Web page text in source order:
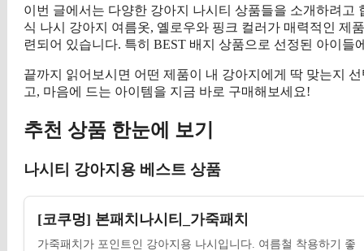
이번 글에서는 다양한 강아지 나시티 상품들을 소개하려
식 나시 강아지 여름옷, 옐로우와 핑크 컬러가 매력적인 제
련되어 있습니다. 특히 BEST 배지 상품으로 선정된 아이
끝까지 읽어보시면 어떤 제품이 내 강아지에게 딱 맞는지
고, 마음에 드는 아이템을 지금 바로 구매해보세요!
추천 상품 한눈에 보기
나시티 강아지용 베스트 상품
[코쿠멍] 본패치나시티_가죽패치
가죽패치가 포인트인 강아지용 나시입니다. 여름철 착용하기 좋